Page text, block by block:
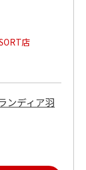
店
ンディア羽